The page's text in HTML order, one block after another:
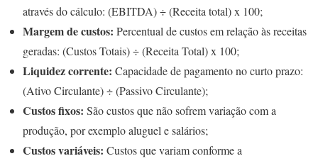
através do cálculo: (EBITDA) ÷ (Receita total) x 100;
Margem de custos: Percentual de custos em relação às receitas
geradas: (Custos Totais) ÷ (Receita Total) x 100;
Liquidez corrente: Capacidade de pagamento no curto prazo:
(Ativo Circulante) ÷ (Passivo Circulante);
Custos fixos: São custos que não sofrem variação com a
produção, por exemplo aluguel e salários;
Custos variáveis: Custos que variam conforme a